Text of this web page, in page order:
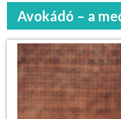
Avokádó – a